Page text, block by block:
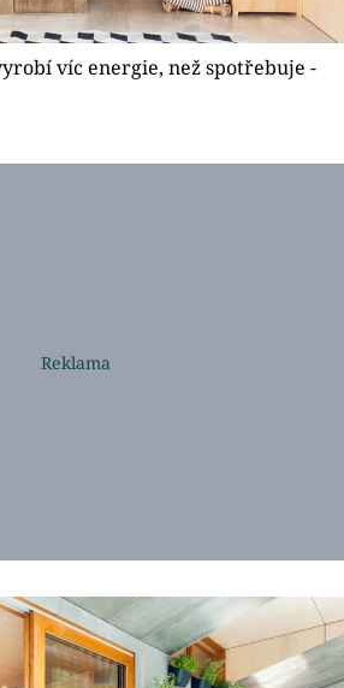
víc energie, než spotřebuje -